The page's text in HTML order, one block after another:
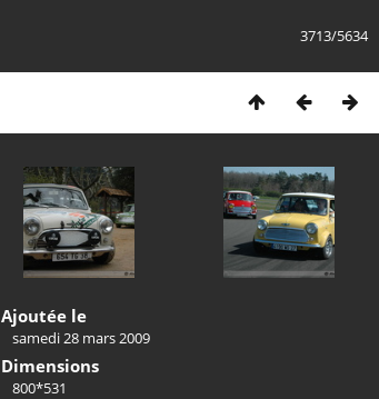
3713/5634
Ajoutée le
samedi 28 mars 2009
Dimensions
800*531